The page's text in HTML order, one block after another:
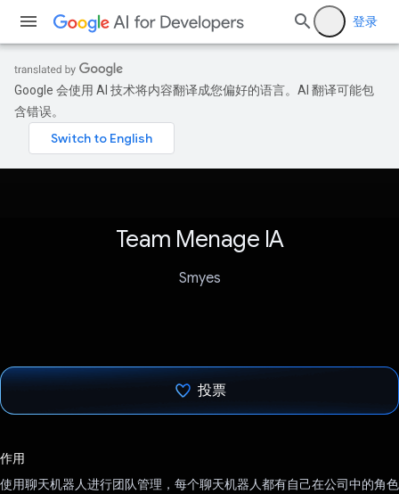
登录
Google 会使用 AI 技术将内容翻译成您偏好的语言。AI 翻译可能包
含错误。
Team Menage IA
Smyes
投票
作用
使用聊天机器人进行团队管理，每个聊天机器人都有自己在公司中的角色